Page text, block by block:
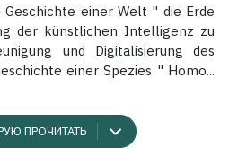
einer Welt " die Erde
der künstlichen Intelligenz zu
und Digitalisierung des
einer Spezies " Homo...
ПРОЧИТАТЬ